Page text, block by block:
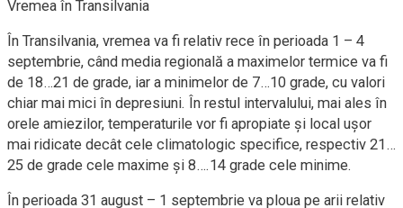
Vremea în Transilvania
În Transilvania, vremea va fi relativ rece în perioada 1 – 4
septembrie, când media regională a maximelor termice va fi
de 18…21 de grade, iar a minimelor de 7…10 grade, cu valori
chiar mai mici în depresiuni. În restul intervalului, mai ales în
orele amiezilor, temperaturile vor fi apropiate şi local uşor
mai ridicate decât cele climatologic specifice, respectiv 21…
25 de grade cele maxime şi 8….14 grade cele minime.
În perioada 31 august – 1 septembrie va ploua pe arii relativ